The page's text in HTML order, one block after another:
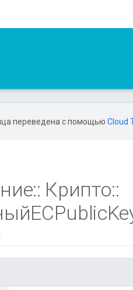
переведена с помощью Cloud
:: Крипто::